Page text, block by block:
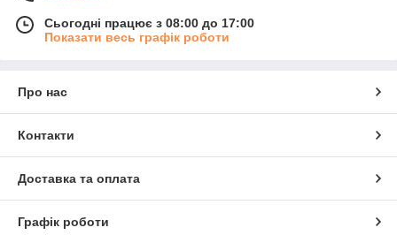
Сьогодні працює з 08:00 до 17:00
Показати весь графік роботи
Про нас
Контакти
Доставка та оплата
Графік роботи